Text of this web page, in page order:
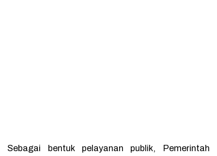
Sebagai bentuk pelayanan publik, Pemerintah